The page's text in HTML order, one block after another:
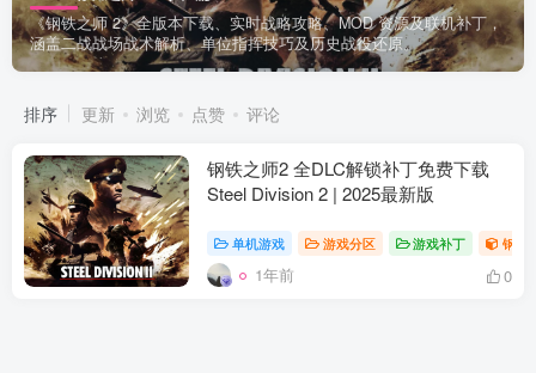
《钢铁之师 2》全版本下载、实时战略攻略、MOD 资源及联机补丁，
涵盖二战战场战术解析、单位指挥技巧及历史战役还原。
排序 更新 浏览 点赞 评论
钢铁之师2 全DLC解锁补丁免费下载
Steel Division 2 | 2025最新版
单机游戏 游戏分区 游戏补丁 钢铁
1年前 0